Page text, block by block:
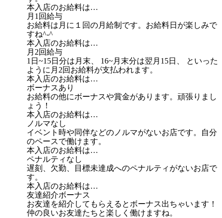
本入店のお給料は…
月1回給与
お給料は月に１回の月給制です。お給料日が楽しみで
すね^-^
本入店のお給料は…
月2回給与
1日~15日分は月末、 16~月末分は翌月15日、 といった
ように月2回お給料が支払われます。
本入店のお給料は…
ボーナスあり
お給料の他にボーナスや賞金があります。頑張りまし
ょう！
本入店のお給料は…
ノルマなし
イベント時や同伴などのノルマがないお店です。自分
のペースで働けます。
本入店のお給料は…
ペナルティなし
遅刻、欠勤、目標未達成へのペナルティがないお店で
す。
本入店のお給料は…
友達紹介ボーナス
お友達を紹介してもらえるとボーナス出ちゃいます！
仲の良いお友達たちと楽しく働けますね。